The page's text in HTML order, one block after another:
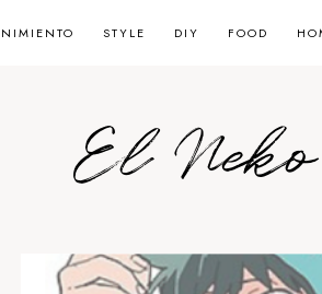
STYLE DIY FOOD
El